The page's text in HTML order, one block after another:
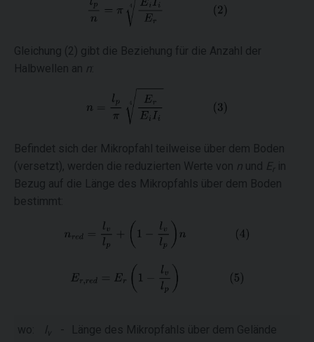
Gleichung (2) gibt die Beziehung für die Anzahl der
Halbwellen an n
Befindet sich der Mikropfahl teilweise über dem Boden
(versetzt), werden die reduzierten Werte von n und Er in
Bezug auf die Länge des Mikropfahls über dem Boden
bestimmt:
wo: lv - Länge des Mikropfahls über dem Gelände